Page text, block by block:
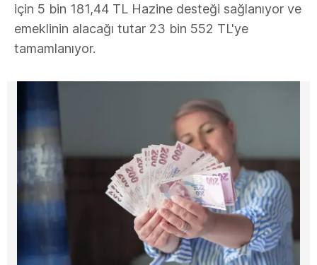
için 5 bin 181,44 TL Hazine desteği sağlanıyor ve
emeklinin alacağı tutar 23 bin 552 TL'ye
tamamlanıyor.